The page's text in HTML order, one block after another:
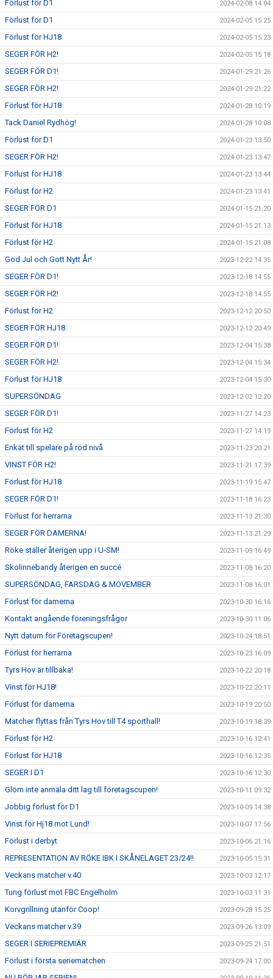
WEBBSHOP
KONTAKTER
Förlust för D1 2024-02-08 14:04
Förlust för D1 2024-02-05 15:25
Förlust för HJ18 2024-02-05 15:23
SEGER FÖR H2! 2024-02-05 15:18
SEGER FÖR D1! 2024-01-29 21:26
SEGER FÖR H2! 2024-01-29 21:22
Förlust för HJ18 2024-01-28 10:19
Tack Daniel Rydhög! 2024-01-28 10:08
Förlust för D1 2024-01-23 13:50
SEGER FÖR H2! 2024-01-23 13:47
Förlust för HJ18 2024-01-23 13:44
Förlust för H2 2024-01-23 13:41
SEGER FÖR D1 2024-01-15 21:20
Förlust för HJ18 2024-01-15 21:13
Förlust för H2 2024-01-15 21:08
God Jul och Gott Nytt År! 2023-12-22 14:35
SEGER FÖR D1! 2023-12-18 14:55
SEGER FÖR H2! 2023-12-18 14:55
Förlust för H2 2023-12-12 20:50
SEGER FÖR HJ18 2023-12-12 20:49
SEGER FÖR D1! 2023-12-04 15:38
SEGER FÖR H2! 2023-12-04 15:34
Förlust för HJ18 2023-12-04 15:30
SUPERSÖNDAG 2023-12-02 12:20
SEGER FÖR D1! 2023-11-27 14:23
Förlust för H2 2023-11-27 14:19
Enkät till spelare på röd nivå 2023-11-23 20:21
VINST FÖR H2! 2023-11-21 17:39
Förlust för HJ18 2023-11-19 15:47
SEGER FÖR D1! 2023-11-18 16:23
Förlust för herrarna 2023-11-13 21:30
SEGER FÖR DAMERNA! 2023-11-13 21:29
Röke ställer återigen upp i U-SM! 2023-11-09 16:49
Skolinnebandy återigen en succé 2023-11-08 16:20
SUPERSÖNDAG, FARSDAG & MOVEMBER 2023-11-08 16:01
Förlust för damerna 2023-10-30 16:16
Kontakt angående föreningsfrågor 2023-10-30 11:06
Nytt datum för Företagscupen! 2023-10-24 18:51
Förlust för herrarna 2023-10-23 16:09
Tyrs Hov är tillbaka! 2023-10-22 20:18
Vinst för HJ18! 2023-10-22 20:11
Förlust för damerna 2023-10-19 20:50
Matcher flyttas från Tyrs Hov till T4 sporthall! 2023-10-19 18:39
Förlust för H2 2023-10-16 12:41
Förlust för HJ18 2023-10-16 12:35
SEGER I D1 2023-10-16 12:30
Glöm inte anmäla ditt lag till företagscupen! 2023-10-11 09:32
Jobbig förlust för D1 2023-10-09 14:38
Vinst för Hj18 mot Lund! 2023-10-07 17:56
Förlust i derbyt 2023-10-06 21:16
REPRESENTATION AV RÖKE IBK I SKÅNELAGET 23/24!! 2023-10-05 15:31
Veckans matcher v.40 2023-10-03 12:17
Tung förlust mot FBC Engelholm 2023-10-03 11:31
Korvgrillning utanför Coop! 2023-09-28 15:25
Veckans matcher v.39 2023-09-26 13:09
SEGER I SERIEPREMIÄR 2023-09-25 21:51
Förlust i första seriematchen 2023-09-24 17:00